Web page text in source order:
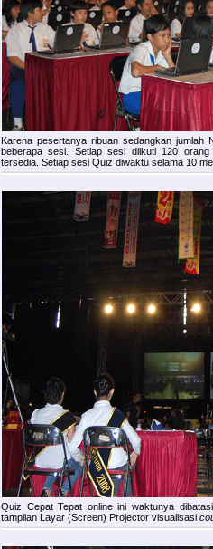
Karena pesertanya ribuan sedangkan jumlah
beberapa sesi. Setiap sesi diikuti 120
tersedia. Setiap sesi Quiz diwaktu selama 10
Quiz Cepat Tepat online iniwaktunya
tampilan Layar (Screen) Projector visualisasi